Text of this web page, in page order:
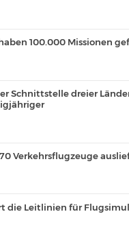
100.000 Missionen
Schnittstelle dreier
Verkehrsflugzeuge
die Leitlinien für